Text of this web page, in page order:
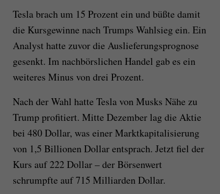
Tesla brach um 15 Prozent ein und büßte damit
die Kursgewinne nach Trumps Wahlsieg ein. Ein
Analyst hatte zuvor die Auslieferungsprognose
gesenkt. Im nachbörslichen Handel gab es ein
weiteres Minus von drei Prozent.
Nach der Wahl hatte Tesla von Musks Nähe zu
Trump profitiert. Mitte Dezember lag die Aktie
bei 480 Dollar, was einer Marktkapitalisierung
von 1,5 Billionen Dollar entsprach. Jetzt fiel der
Kurs auf 222 Dollar – der Börsenwert
schrumpfte auf 715 Milliarden Dollar.